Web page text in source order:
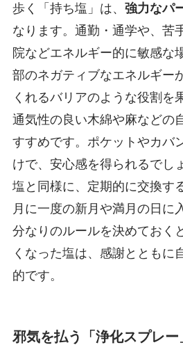
歩く「持ち塩」は、 強力なパ
なります。通勤・通学や、苦
院などエネルギー的に敏感な
部のネガティブなエネルギー
くれるバリアのような役割を
通気性の良い木綿や麻などの
すすめです。ポケットやカバ
けで、安心感を得られるでし
塩と同様に、定期的に交換す
月に一度の新月や満月の日に
分なりのルールを決めておく
くなった塩は、感謝とともに
的です。
邪気を払う「浄化スプレー